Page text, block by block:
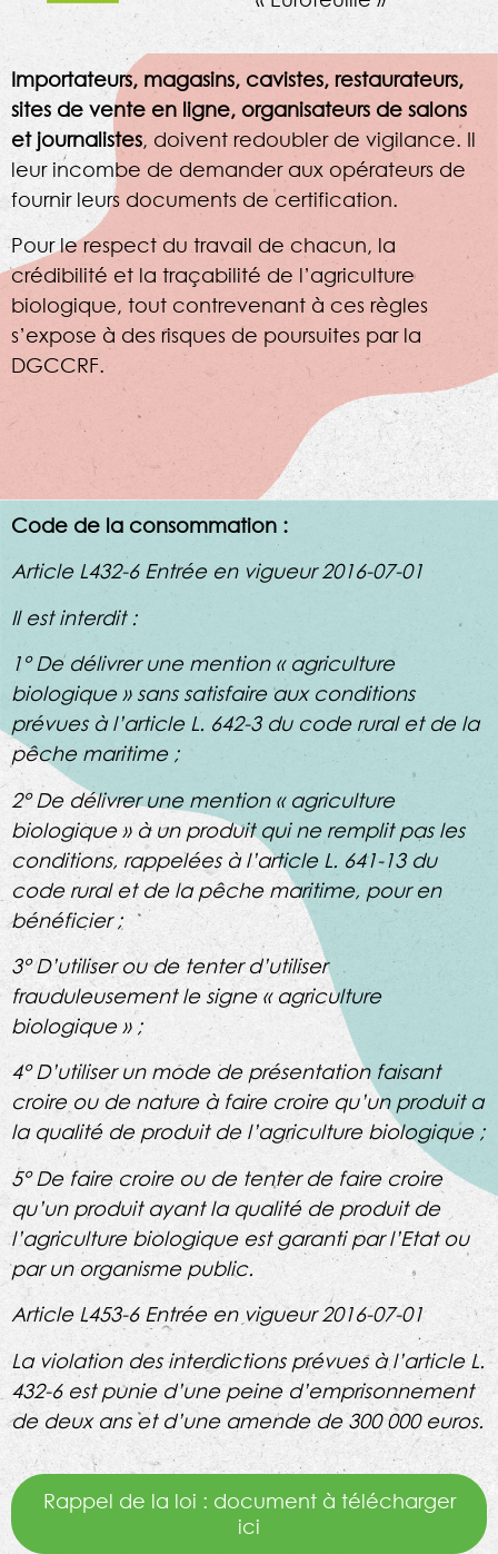
Importateurs, magasins, cavistes, restaurateurs,
sites de vente en ligne, organisateurs de salons
et journalistes, doivent redoubler de vigilance. Il
leur incombe de demander aux opérateurs de
fournir leurs documents de certification.
Pour le respect du travail de chacun, la
crédibilité et la traçabilité de l’agriculture
biologique, tout contrevenant à ces règles
s’expose à des risques de poursuites par la
DGCCRF.
Code de la consommation :
Article L432-6 Entrée en vigueur 2016-07-01
Il est interdit :
1° De délivrer une mention « agriculture
biologique » sans satisfaire aux conditions
prévues à l’article L. 642-3 du code rural et de la
pêche maritime ;
2° De délivrer une mention « agriculture
biologique » à un produit qui ne remplit pas les
conditions, rappelées à l’article L. 641-13 du
code rural et de la pêche maritime, pour en
bénéficier ;
3° D’utiliser ou de tenter d’utiliser
frauduleusement le signe « agriculture
biologique » ;
4° D’utiliser un mode de présentation faisant
croire ou de nature à faire croire qu’un produit a
la qualité de produit de l’agriculture biologique ;
5° De faire croire ou de tenter de faire croire
qu’un produit ayant la qualité de produit de
l’agriculture biologique est garanti par l’Etat ou
par un organisme public.
Article L453-6 Entrée en vigueur 2016-07-01
La violation des interdictions prévues à l’article L.
432-6 est punie d’une peine d’emprisonnement
de deux ans et d’une amende de 300 000 euros.
Rappel de la loi : document à télécharger
ici